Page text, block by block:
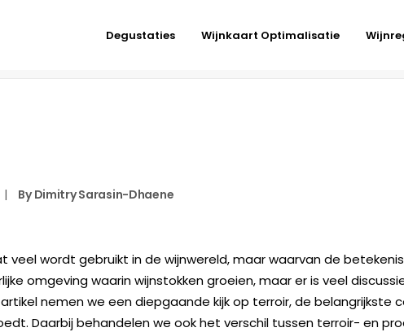
Degustaties Wijnkaart Optimalisatie
| ByDimitry Sarasin-Dhaene
veel wordt gebruikt in de wijnwereld, maar waarvan de
omgeving waarin wijnstokken groeien, maar er is veel
nemen we een diepgaande kijk op terroir, de belangrijkste
Daarbij behandelen we ook het verschil tussen terroir- en